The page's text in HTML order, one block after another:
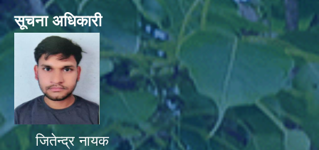
सूचना अधिकारी
जितेन्द्र नायक